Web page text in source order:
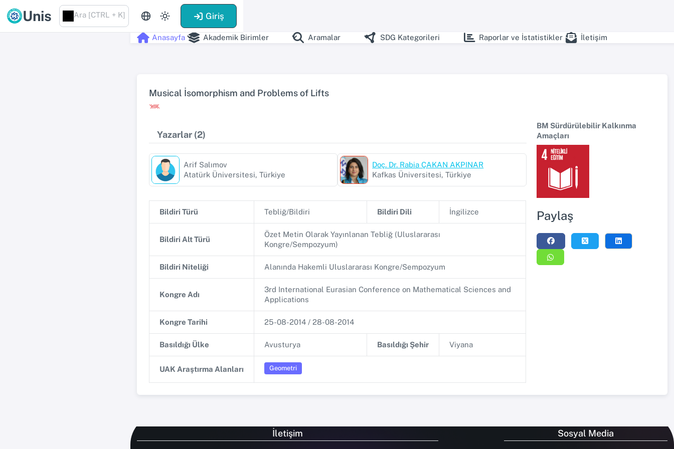
Unis Ara [CTRL + K] Giriş
Anasayfa Akademik Birimler Aramalar SDG Kategorileri Raporlar ve İstatistikler İletişim
Musical İsomorphism and Problems of Lifts
Yazarlar (2)
Arif Salımov
Atatürk Üniversitesi, Türkiye
Doç. Dr. Rabia ÇAKAN AKPINAR
Kafkas Üniversitesi, Türkiye
Bildiri Türü Tebliğ/Bildiri Bildiri Dili İngilizce
Bildiri Alt Türü
Özet Metin Olarak Yayınlanan Tebliğ (Uluslararası
Kongre/Sempozyum)
Bildiri Niteliği Alanında Hakemli Uluslararası Kongre/Sempozyum
Kongre Adı
3rd International Eurasian Conference on Mathematical Sciences and
Applications
Kongre Tarihi 25-08-2014 / 28-08-2014
Basıldığı Ülke Avusturya Basıldığı Şehir Viyana
UAK Araştırma Alanları Geometri
BM Sürdürülebilir Kalkınma
Amaçları
Paylaş
İletişim Sosyal Media